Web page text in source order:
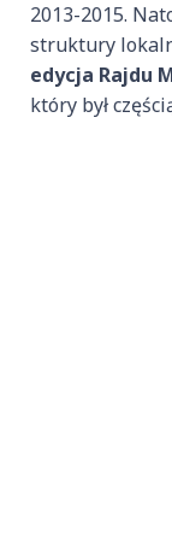
2013-2015.
struktury
edycja Rajdu
który był